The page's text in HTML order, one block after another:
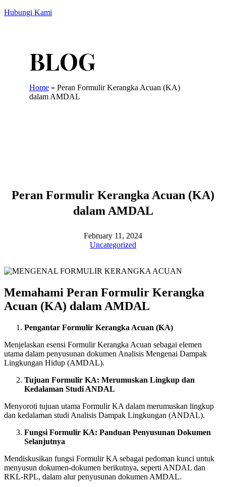
Hubungi Kami
Home » Peran Formulir Kerangka Acuan (KA)
dalam AMDAL
Peran Formulir Kerangka Acuan (KA)
dalam AMDAL
February 11, 2024
Uncategorized
Memahami Peran Formulir Kerangka
Acuan (KA) dalam AMDAL
Pengantar Formulir Kerangka Acuan (KA)
Menjelaskan esensi Formulir Kerangka Acuan sebagai elemen
utama dalam penyusunan dokumen Analisis Mengenai Dampak
Lingkungan Hidup (AMDAL).
Tujuan Formulir KA: Merumuskan Lingkup dan
Kedalaman Studi ANDAL
Menyoroti tujuan utama Formulir KA dalam merumuskan lingkup
dan kedalaman studi Analisis Dampak Lingkungan (ANDAL).
Fungsi Formulir KA: Panduan Penyusunan Dokumen
Selanjutnya
Mendiskusikan fungsi Formulir KA sebagai pedoman kunci untuk
menyusun dokumen-dokumen berikutnya, seperti ANDAL dan
RKL-RPL, dalam alur penyusunan dokumen AMDAL.